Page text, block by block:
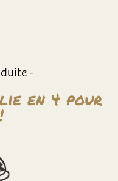
-
en 4 pour